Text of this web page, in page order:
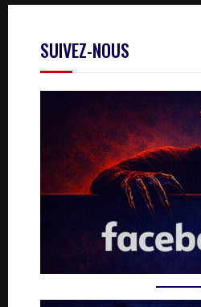
SUIVEZ-NOUS